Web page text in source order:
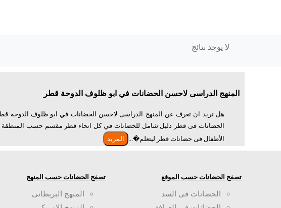
لا يوجد نتائج
المنهج الدراسى لاحسن الحضانات في ابو ظلوف الدوحة قطر
هل تريد ان تعرف عن المنهج الدراسى لاحسن الحضانات في ابو ظلوف الدوحة
الحضانات فى قطر دليل شامل للحضانات في كل انحاء قطر مقسم حسب المنطقة
الأطفال فى حضانات قطر ليتعلم�... المزيد
تصفح الحضانات حسب المنهج
المنهج البريطانى
تصفح الحضانات حسب الموقع
الحضانات فى السد